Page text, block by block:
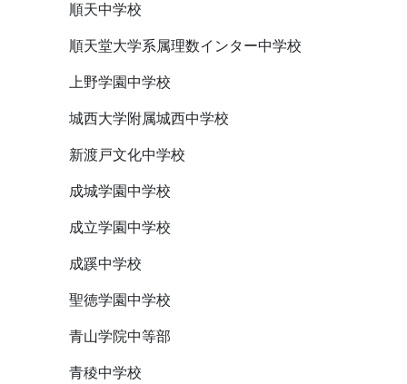
順天中学校
順天堂大学系属理数インター中学校
上野学園中学校
城西大学附属城西中学校
新渡戸文化中学校
成城学園中学校
成立学園中学校
成蹊中学校
聖徳学園中学校
青山学院中等部
青稜中学校